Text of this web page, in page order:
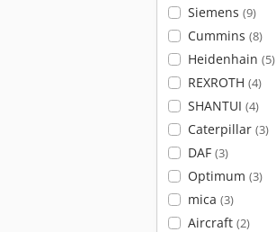
Siemens (9)
Cummins (8)
Heidenhain (5)
REXROTH (4)
SHANTUI (4)
Caterpillar (3)
DAF (3)
Optimum (3)
mica (3)
Aircraft (2)